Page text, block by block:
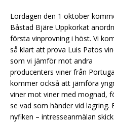
Lördagen den 1 oktober
Båstad Bjäre Uppkorkat
första vinprovning i höst. Vi
så klart att prova Luis Patos
som vi jämför mot andra
producenters viner från
kommer också att jämföra
viner mot viner med mognad,
se vad som händer vid lagring.
nyfiken – intresseanmälan